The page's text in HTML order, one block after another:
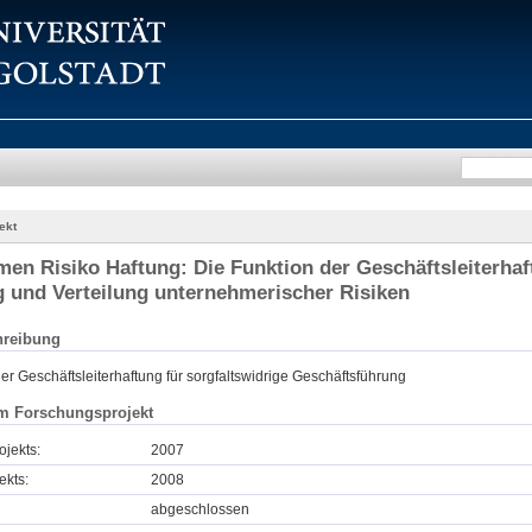
Risiko Haftung: Die Funktion der
und Verteilung unternehmerischer Risiken
Geschäftsleiterhaftung für sorgfaltswidrige Geschäftsführung
Forschungsprojekt
2007
2008
abgeschlossen